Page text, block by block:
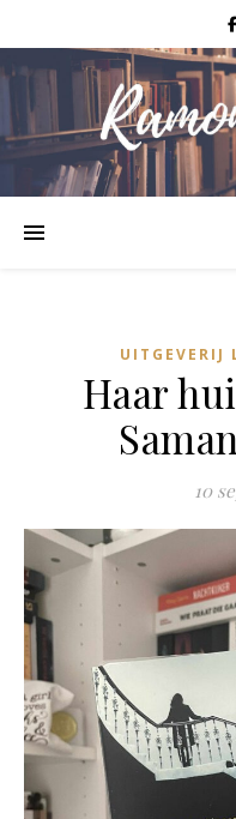
UITGEVERIJ
Haar
10